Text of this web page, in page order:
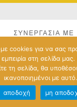
cookies για να σας
στη σελίδα
τη σελίδα, θα
ικανοποιημένοι με αυτό.
αποδοχή
μη